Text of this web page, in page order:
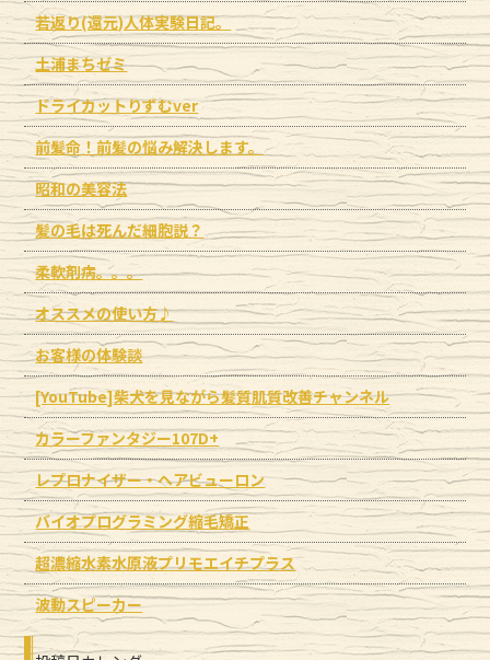
若返り(還元)人体実験日記。
土浦まちゼミ
ドライカットりずむver
前髪命！前髪の悩み解決します。
昭和の美容法
髪の毛は死んだ細胞説？
柔軟剤病。。。
オススメの使い方♪
お客様の体験談
[YouTube]柴犬を見ながら髪質肌質改善チャンネル
カラーファンタジー107D+
レプロナイザー・ヘアビューロン
バイオプログラミング縮毛矯正
超濃縮水素水原液プリモエイチプラス
波動スピーカー